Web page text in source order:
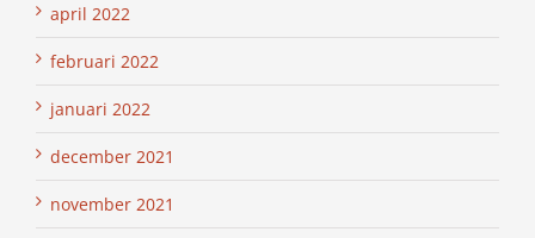
april 2022
februari 2022
januari 2022
december 2021
november 2021